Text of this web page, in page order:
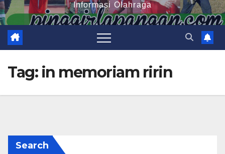
Informasi Olahraga
Tag: in memoriam ririn
Search